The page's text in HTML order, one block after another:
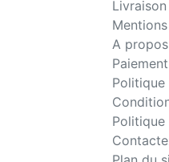
Livraison
A propos